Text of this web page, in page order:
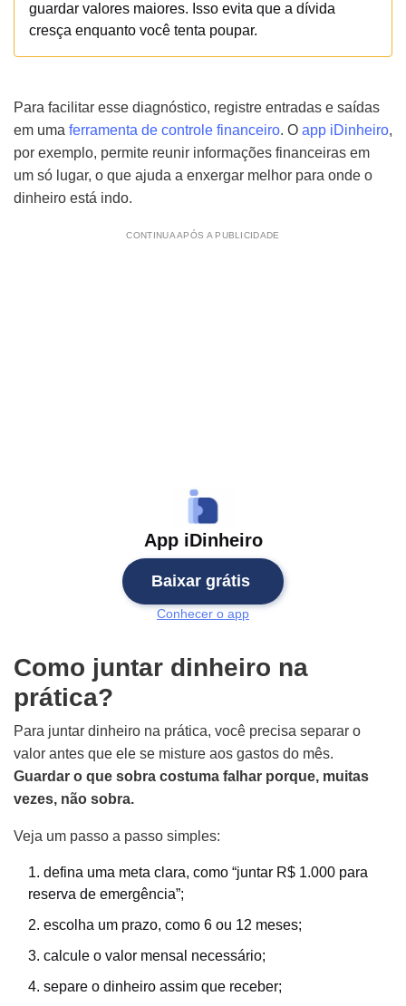
guardar valores maiores. Isso evita que a dívida
cresça enquanto você tenta poupar.
Para facilitar esse diagnóstico, registre entradas e saídas
em uma ferramenta de controle financeiro. O app iDinheiro,
por exemplo, permite reunir informações financeiras em
um só lugar, o que ajuda a enxergar melhor para onde o
dinheiro está indo.
CONTINUA APÓS A PUBLICIDADE
App iDinheiro
Baixar grátis
Conhecer o app
Como juntar dinheiro na
prática?
Para juntar dinheiro na prática, você precisa separar o
valor antes que ele se misture aos gastos do mês.
Guardar o que sobra costuma falhar porque, muitas
vezes, não sobra.
Veja um passo a passo simples:
defina uma meta clara, como “juntar R$ 1.000 para
reserva de emergência”;
escolha um prazo, como 6 ou 12 meses;
calcule o valor mensal necessário;
separe o dinheiro assim que receber;